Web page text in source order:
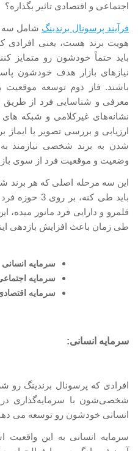
اجتماعی و اقتصادی تاثیر بگذاره؟
فرآیند پرسونال برندینگ شامل سه
هویت برند هست، یعنی افرادی
باید حتماً خودشون رو متمایز
نیازهای بازار هدف خودشون
باشند. فاز دوم توسعه
معرفی و شناسایی فرد از طریق
نشانه‌های غیرکلامی و شبکه
ارزیابی و بررسی تصویر یا
شدن به برند شخصی نیازمند
وضعیت و موقعیت فرد از سوی
این سه مرحله اصلی که هر
باید طی کنه،
قلمرو و دارایی فرد مانور
طی زمان باعث افزایش بازدهی
سرمایه انسانی
سرمایه
سرمایه
سرمایه انسانی:
افرادی که پرسونال برندینگ رو
شخصی‌شون با سرمایه‌گذاری در
انسانی خودشون رو توسعه می
سرمایه انسانی به این واقعیت